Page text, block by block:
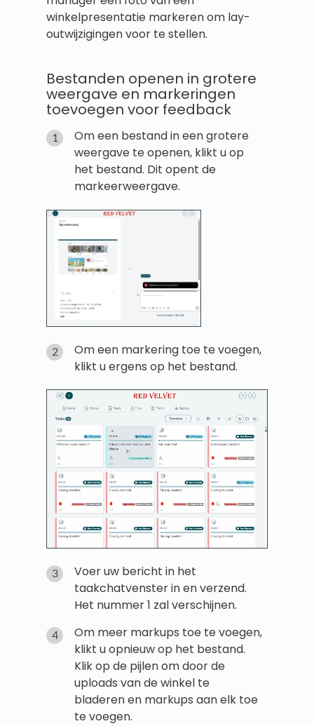
winkelpresentatie markeren om lay-
outwijzigingen voor te stellen.
Bestanden openen in grotere
weergave en markeringen
toevoegen voor feedback
Om een bestand in een grotere
weergave te openen, klikt u op
het bestand. Dit opent de
markeerweergave.
Om een markering toe te voegen,
klikt u ergens op het bestand.
Voer uw bericht in het
taakchatvenster in en verzend.
Het nummer 1 zal verschijnen.
Om meer markups toe te voegen,
klikt u opnieuw op het bestand.
Klik op de pijlen om door de
uploads van de winkel te
bladeren en markups aan elk toe
te voegen.